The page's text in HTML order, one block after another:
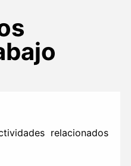
relacionados